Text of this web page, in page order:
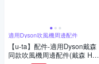
適用Dyson吹風機周邊配件
【u-ta】配件-適用Dyson戴森
同款吹風機周邊配件(戴森 HD1